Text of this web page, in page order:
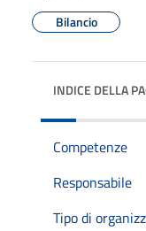
Bilancio
INDICE DELLA
Competenze
Responsabile
Tipo di